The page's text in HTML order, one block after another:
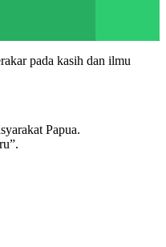
pada kasih dan ilmu
Papua.